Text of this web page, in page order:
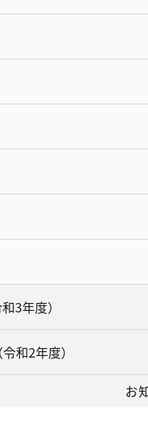
3年度）
和2年度）
お